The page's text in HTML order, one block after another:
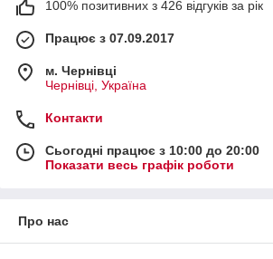
100% позитивних з 426 відгуків за рік
Працює з 07.09.2017
м. Чернівці
Чернівці, Україна
Контакти
Сьогодні працює з 10:00 до 20:00
Показати весь графік роботи
Про нас